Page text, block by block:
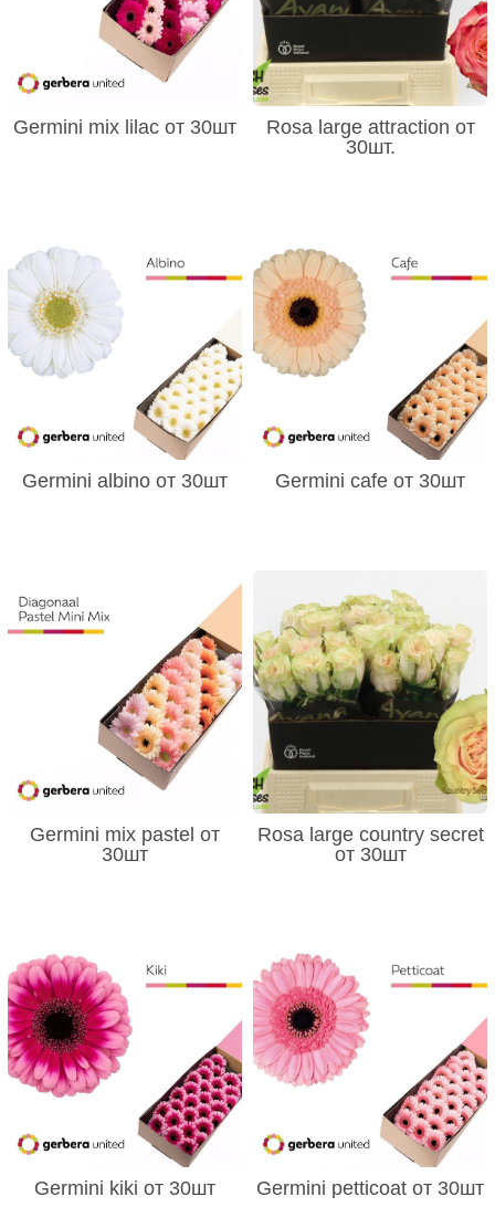
Germini mix lilac от 30шт
Rosa large attraction от
30шт.
Germini albino от 30шт Germini cafe от 30шт
Germini mix pastel от
30шт
Rosa large country secret
от 30шт
Germini kiki от 30шт Germini petticoat от 30шт